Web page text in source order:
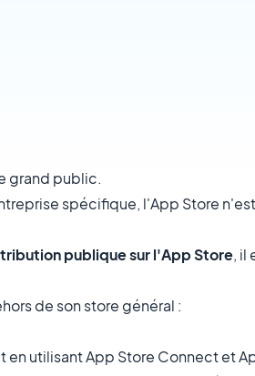
grand public.
spécifique, l'App Store
publique sur l'App Store, il
de son store général :
utilisant App Store Connect et